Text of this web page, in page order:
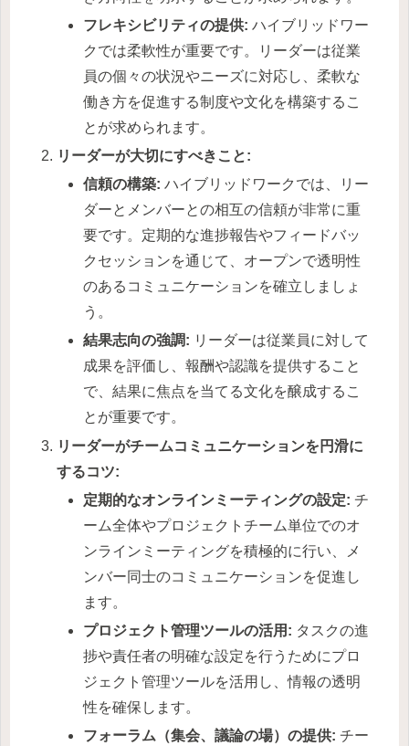
フレキシビリティの提供: ハイブリッドワー
クでは柔軟性が重要です。リーダーは従業
員の個々の状況やニーズに対応し、柔軟な
働き方を促進する制度や文化を構築するこ
とが求められます。
リーダーが大切にすべきこと:
信頼の構築: ハイブリッドワークでは、リー
ダーとメンバーとの相互の信頼が非常に重
要です。定期的な進捗報告やフィードバッ
クセッションを通じて、オープンで透明性
のあるコミュニケーションを確立しましょ
う。
結果志向の強調: リーダーは従業員に対して
成果を評価し、報酬や認識を提供すること
で、結果に焦点を当てる文化を醸成するこ
とが重要です。
リーダーがチームコミュニケーションを円滑に
するコツ:
定期的なオンラインミーティングの設定: チ
ーム全体やプロジェクトチーム単位でのオ
ンラインミーティングを積極的に行い、メ
ンバー同士のコミュニケーションを促進し
ます。
プロジェクト管理ツールの活用: タスクの進
捗や責任者の明確な設定を行うためにプロ
ジェクト管理ツールを活用し、情報の透明
性を確保します。
フォーラム（集会、議論の場）の提供: チー